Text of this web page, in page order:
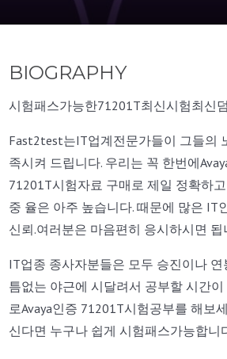
BIOGRAPHY
시험패스가능한71201T최신시험최신
Fast2test는IT업계전문가들이 그들의
족시켜 드립니다. 우리는 꼭 한번에
71201T시험자료 구매로 제일 정확하
중 율은 아주 높습니다. 때문에 많은 IT
신뢰.여러분은 마음편히 응시하시면 됩
IT업종 종사자분들은 모두 승진이나
틈없는 야근에 시달려서 공부할 시간
로Avaya인증 71201T시험공부를 해보
신다면 누구나 쉽게 시험패스가능합니